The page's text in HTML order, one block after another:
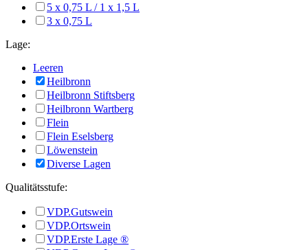
5 x 0,75 L / 1 x 1,5 L
3 x 0,75 L
Lage:
Leeren
Heilbronn
Heilbronn Stiftsberg
Heilbronn Wartberg
Flein
Flein Eselsberg
Löwenstein
Diverse Lagen
Qualitätsstufe:
VDP.Gutswein
VDP.Ortswein
VDP.Erste Lage ®